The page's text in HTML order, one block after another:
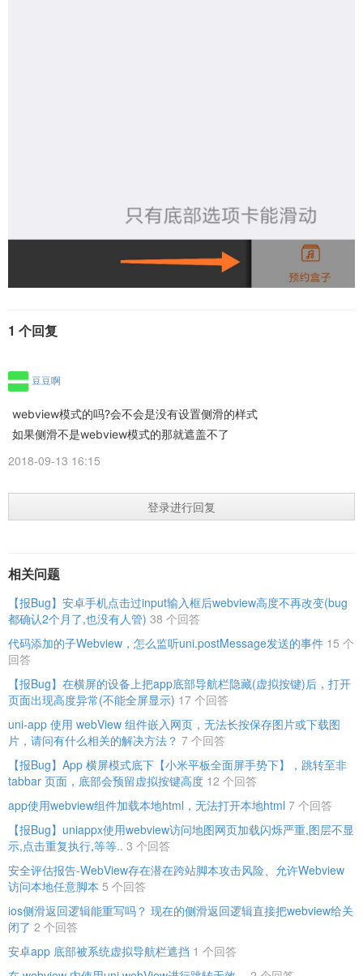
1 个回复
豆豆啊
webview模式的吗?会不会是没有设置侧滑的样式
如果侧滑不是webview模式的那就遮盖不了
2018-09-13 16:15
登录进行回复
相关问题
【报Bug】安卓手机点击过input输入框后webview高度不再改变(bug
都确认2个月了,也没有人管) 38 个回答
代码添加的子Webview，怎么监听uni.postMessage发送的事件 15 个
回答
【报Bug】在横屏的设备上把app底部导航栏隐藏(虚拟按键)后，打开
页面出现高度异常(不能全屏显示) 17 个回答
uni-app 使用 webView 组件嵌入网页，无法长按保存图片或下载图
片，请问有什么相关的解决方法？ 7 个回答
【报Bug】App 横屏模式底下【小米平板全面屏手势下】，跳转至非
tabbar 页面，底部会预留虚拟按键高度 12 个回答
app使用webview组件加载本地html，无法打开本地html 7 个回答
【报Bug】uniappx使用webview访问地图网页加载闪烁严重,图层不显
示,点击重复执行,等等.. 3 个回答
安全评估报告-WebView存在潜在跨站脚本攻击风险、允许Webview
访问本地任意脚本 5 个回答
ios侧滑返回逻辑能重写吗？ 现在的侧滑返回逻辑直接把webview给关
闭了 2 个回答
安卓app 底部被系统虚拟导航栏遮挡 1 个回答